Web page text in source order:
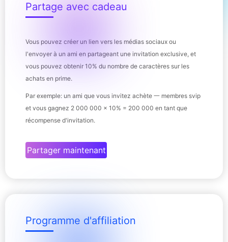
Partage avec cadeau
Vous pouvez créer un lien vers les médias sociaux ou
l'envoyer à un ami en partageant une invitation exclusive, et
vous pouvez obtenir 10% du nombre de caractères sur les
achats en prime.
Par exemple: un ami que vous invitez achète ⼀ membres svip
et vous gagnez 2 000 000 × 10% = 200 000 en tant que
récompense d'invitation.
Partager maintenant
Programme d'affiliation